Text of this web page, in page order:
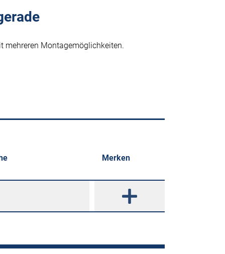
mehreren Montagemöglichkeiten.
Merken